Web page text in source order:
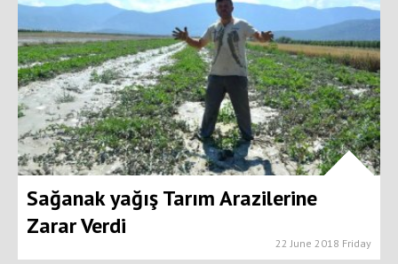
Sağanak yağış Tarım Arazilerine
Zarar Verdi
22 June 2018 Friday